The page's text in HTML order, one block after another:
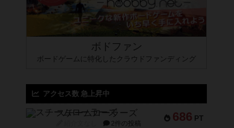
ボドファン
ボードゲームに特化したクラウドファンディング
アクセス数 急上昇中
686 PT
スチームローラーズ
2件の投稿